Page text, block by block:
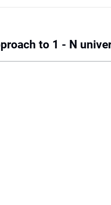
to 1 - N